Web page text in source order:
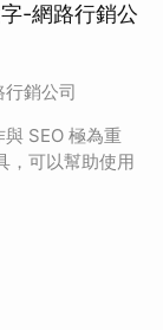
-網路行銷公
銷公司
SEO 極為重
，可以幫助使用